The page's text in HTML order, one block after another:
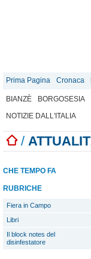
Prima Pagina Cronaca
BIANZÈ BORGOSESIA
NOTIZIE DALL'ITALIA
/
CHE TEMPO FA
RUBRICHE
Fiera in Campo
Libri
Il block notes del
disinfestatore